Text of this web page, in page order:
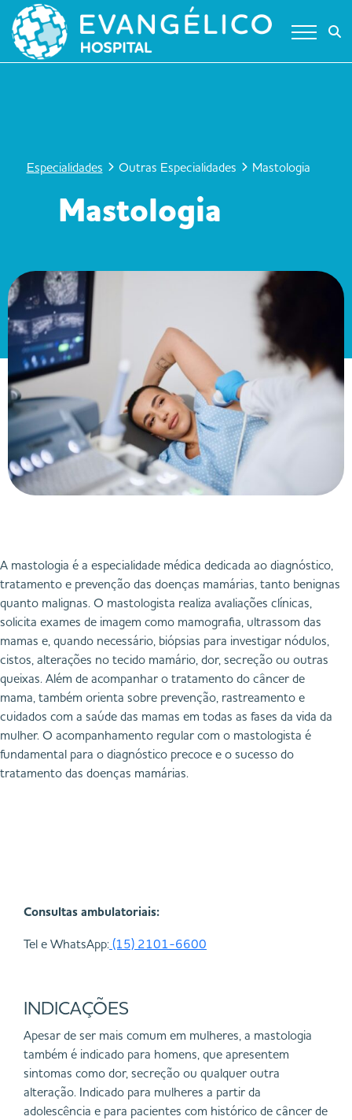
Skip
content
Especialidades Outras Especialidades Mastologia
Mastologia
A mastologia é a especialidade médica dedicada ao diagnóstico,
tratamento e prevenção das doenças mamárias, tanto benignas
quanto malignas. O mastologista realiza avaliações clínicas,
solicita exames de imagem como mamografia, ultrassom das
mamas e, quando necessário, biópsias para investigar nódulos,
cistos, alterações no tecido mamário, dor, secreção ou outras
queixas. Além de acompanhar o tratamento do câncer de
mama, também orienta sobre prevenção, rastreamento e
cuidados com a saúde das mamas em todas as fases da vida da
mulher. O acompanhamento regular com o mastologista é
fundamental para o diagnóstico precoce e o sucesso do
tratamento das doenças mamárias.
Consultas ambulatoriais:
Tel e WhatsApp: (15) 2101-6600
INDICAÇÕES
Apesar de ser mais comum em mulheres, a mastologia
também é indicado para homens, que apresentem
sintomas como dor, secreção ou qualquer outra
alteração. Indicado para mulheres a partir da
adolescência e para pacientes com histórico de câncer de